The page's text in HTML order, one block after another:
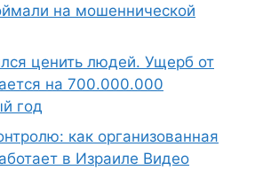
на мошеннической
ценить людей. Ущерб от
на 700.000.000
год
как организованная
в Израиле Видео